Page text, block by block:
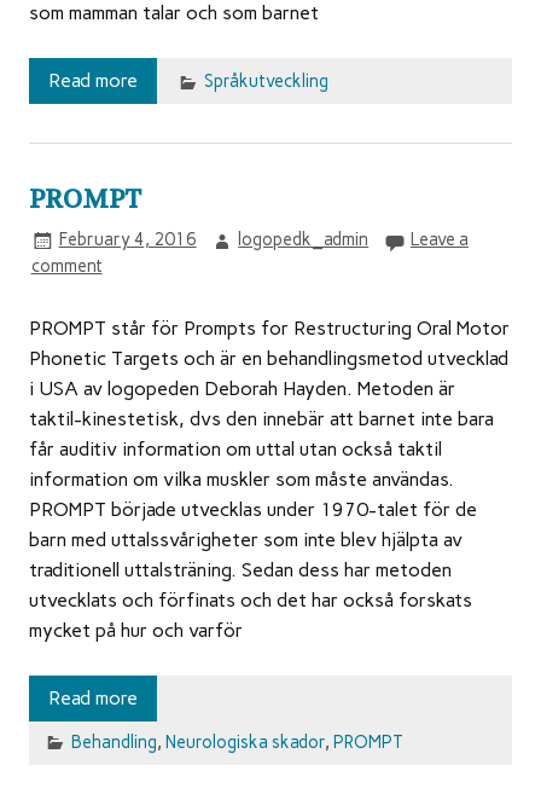
som mamman talar och som barnet
Read more Språkutveckling
PROMPT
February 4, 2016 logopedk_admin
Leave a
comment
PROMPT står för Prompts for Restructuring Oral Motor
Phonetic Targets och är en behandlingsmetod utvecklad
i USA av logopeden Deborah Hayden. Metoden är
taktil-kinestetisk, dvs den innebär att barnet inte bara
får auditiv information om uttal utan också taktil
information om vilka muskler som måste användas.
PROMPT började utvecklas under 1970-talet för de
barn med uttalssvårigheter som inte blev hjälpta av
traditionell uttalsträning. Sedan dess har metoden
utvecklats och förfinats och det har också forskats
mycket på hur och varför
Read more
Behandling, Neurologiska skador, PROMPT